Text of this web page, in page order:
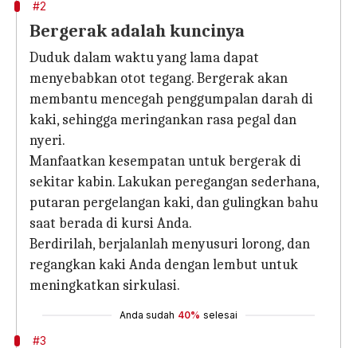
#2
Bergerak adalah kuncinya
Duduk dalam waktu yang lama dapat
menyebabkan otot tegang. Bergerak akan
membantu mencegah penggumpalan darah di
kaki, sehingga meringankan rasa pegal dan
nyeri.
Manfaatkan kesempatan untuk bergerak di
sekitar kabin. Lakukan peregangan sederhana,
putaran pergelangan kaki, dan gulingkan bahu
saat berada di kursi Anda.
Berdirilah, berjalanlah menyusuri lorong, dan
regangkan kaki Anda dengan lembut untuk
meningkatkan sirkulasi.
Anda sudah 40% selesai
#3